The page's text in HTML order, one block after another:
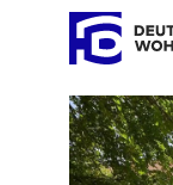
Mieten
Loading...